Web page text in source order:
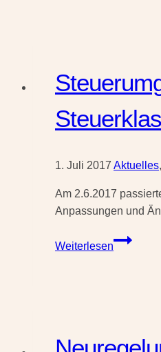
1. Juli 2017 Aktuelles,
Am 2.6.2017
Anpassungen und
Weiterlesen